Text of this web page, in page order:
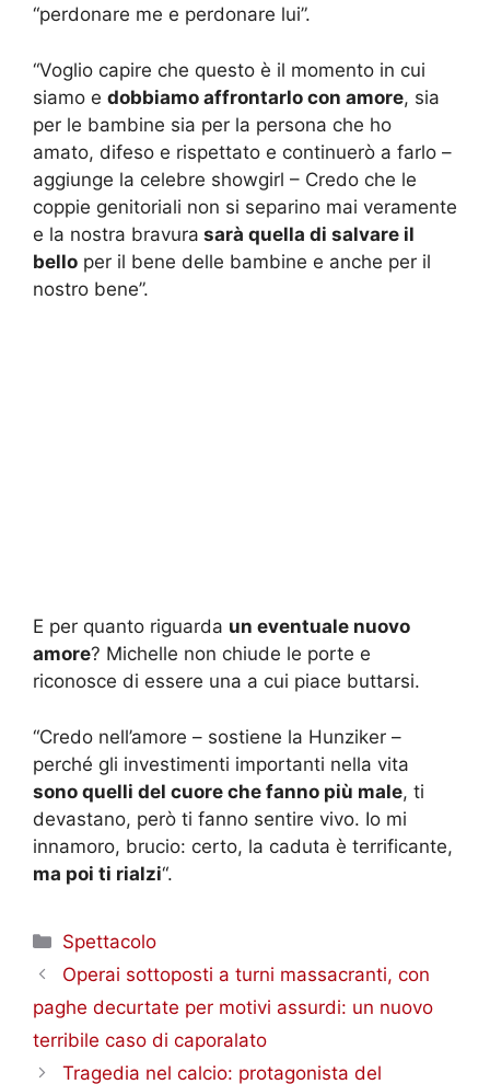
“perdonare me e perdonare lui”.
“Voglio capire che questo è il momento in cui
siamo e dobbiamo affrontarlo con amore, sia
per le bambine sia per la persona che ho
amato, difeso e rispettato e continuerò a farlo –
aggiunge la celebre showgirl – Credo che le
coppie genitoriali non si separino mai veramente
e la nostra bravura sarà quella di salvare il
bello per il bene delle bambine e anche per il
nostro bene”.
E per quanto riguarda un eventuale nuovo
amore? Michelle non chiude le porte e
riconosce di essere una a cui piace buttarsi.
“Credo nell’amore – sostiene la Hunziker –
perché gli investimenti importanti nella vita
sono quelli del cuore che fanno più male, ti
devastano, però ti fanno sentire vivo. Io mi
innamoro, brucio: certo, la caduta è terrificante,
ma poi ti rialzi“.
Categorie
Spettacolo
Operai sottoposti a turni massacranti, con
paghe decurtate per motivi assurdi: un nuovo
terribile caso di caporalato
Tragedia nel calcio: protagonista del